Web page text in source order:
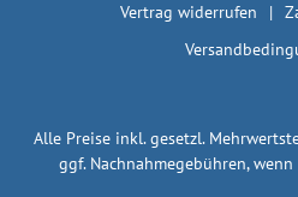
Vertrag widerrufen
Alle Preise inkl. gesetzl.
ggf. Nachnahmegebühren,